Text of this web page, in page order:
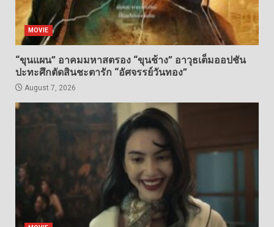
MOVIE
“ขุนแผน” อาคมมหาสตรอง “ขุนช้าง” อาวุธเต็มออปชัน
ปะทะศึกตัดสินชะตารัก “อัศจรรย์วันทอง”
August 7, 2026